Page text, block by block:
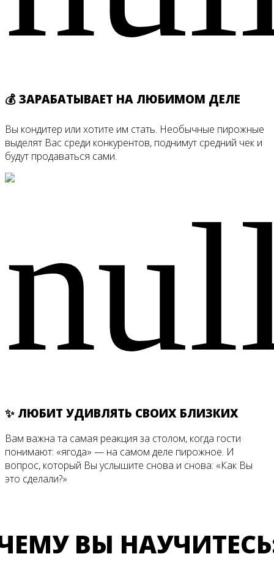
💰 ЗАРАБАТЫВАЕТ НА ЛЮБИМОМ ДЕЛЕ
Вы кондитер или хотите им стать. Необычные пирожные
выделят Вас среди конкурентов, поднимут средний чек и
будут продаваться сами.
✨ ЛЮБИТ УДИВЛЯТЬ СВОИХ БЛИЗКИХ
Вам важна та самая реакция за столом, когда гости
понимают: «ягода» — на самом деле пирожное. И
вопрос, который Вы услышите снова и снова: «Как Вы
это сделали?»
ВЫ